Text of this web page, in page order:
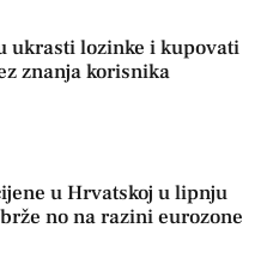
ukrasti lozinke i kupovati
znanja korisnika
u Hrvatskoj u lipnju
no na razini eurozone